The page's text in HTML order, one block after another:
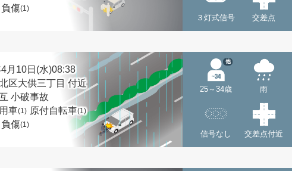
負傷(1)
３灯式信号 交差点
月10日(水)08:38
区大供三丁目 付近
小破事故
車(1) 原付自転車(1)
負傷(1)
25～34歳
他
雨
信号なし 交差点付近